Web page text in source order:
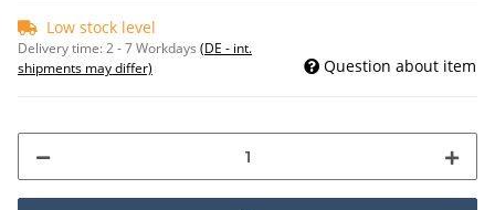
Low stock level
Delivery time:2 - 7 Workdays (DE - int.
shipments may differ)
Question about item